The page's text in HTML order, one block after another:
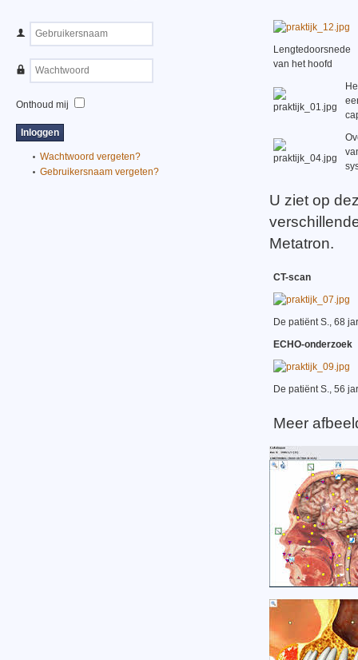
Lengtedoorsnede
van het hoofd
U ziet op
Metatron.
CT-scan
De patiënt S., 68
ECHO-onderzoek
De patiënt S., 56
Meer
Onthoud mij
Wachtwoord vergeten?
Gebruikersnaam vergeten?